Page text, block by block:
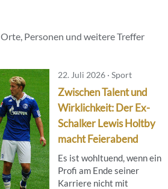
Personen und weitere Treffer
22. Juli 2026 · Sport
Zwischen Talent und
Wirklichkeit: Der Ex-
Schalker Lewis Holtby
macht Feierabend
Es ist wohltuend, wenn ein
Profi am Ende seiner
Karriere nicht mit